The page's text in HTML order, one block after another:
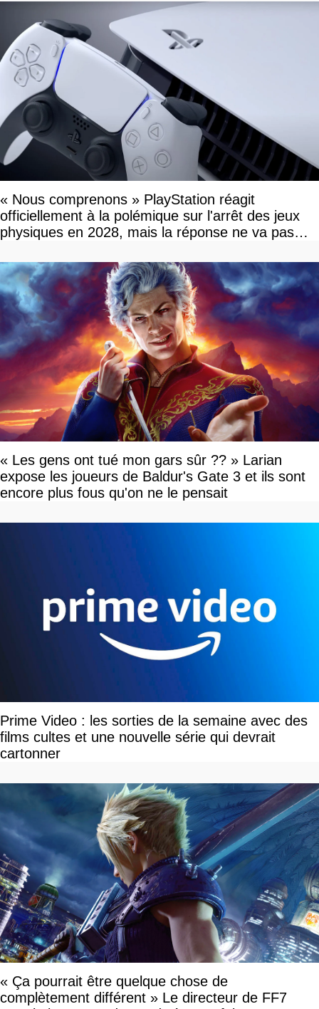
« Nous comprenons » PlayStation réagit
officiellement à la polémique sur l'arrêt des jeux
physiques en 2028, mais la réponse ne va pas
« Les gens ont tué mon gars sûr ?? » Larian
expose les joueurs de Baldur's Gate 3 et ils sont
encore plus fous qu'on ne le pensait
Prime Video : les sorties de la semaine avec des
films cultes et une nouvelle série qui devrait
cartonner
« Ça pourrait être quelque chose de
complètement différent » Le directeur de FF7